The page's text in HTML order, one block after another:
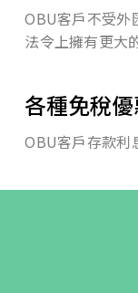
保險
數位金融
集團成員
聯絡我們
OBU客戶不受外
法令上擁有更大
各種免稅
OBU客戶存款利